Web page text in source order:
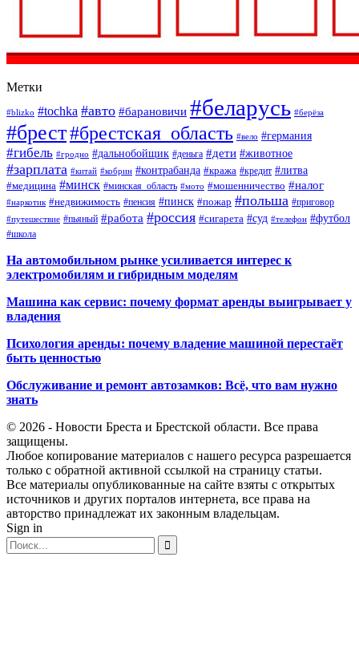
Метки
#blizko #tochka #авто #барановичи #беларусь #берёза
#брест#брестская_область #вело #германия
#гибель #гродно #дальнобойщик #деньга #дети #животное
#зарплата #китай #кобрин #контрабанда #кража #кредит #литва
#медицина #минск #минская_область #мото #мошенничество #налог
#наркотик #недвижимость #пенсия #пинск #пожар #польша #приговор
#путешествие #пьяный #работа #россия #сигарета #суд #телефон #футбол
#школа
На автомобильном рынке усиливается интерес к
электромобилям и гибридным моделям
Машина как сервис: почему формат аренды выигрывает у
владения
Психология аренды: почему владение машиной перестаёт
быть ценностью
Обслуживание и ремонт автозамков: Всё, что вам нужно
знать
© 2026 - Новости Бреста и Брестской области. Все права
защищены.
Любое копирование материалов с нашего ресурса разрешается
только с обратной активной ссылкой на страницу статьи.
Все материалы опубликованные на сайте взяты с открытых
источников и других порталов интернета, все права на
авторство принадлежат их законным владельцам.
Sign in